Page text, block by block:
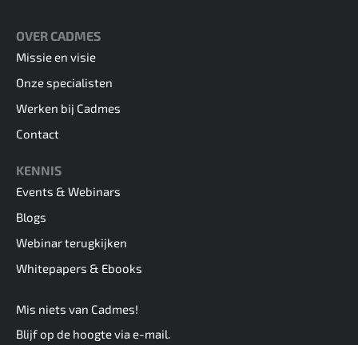
OVER CADMES
Missie en visie
Onze specialisten
Werken bij Cadmes
Contact
KENNIS
Events & Webinars
Blogs
Webinar terugkijken
Whitepapers & Ebooks
Mis niets van Cadmes!
Blijf op de hoogte via e-mail.